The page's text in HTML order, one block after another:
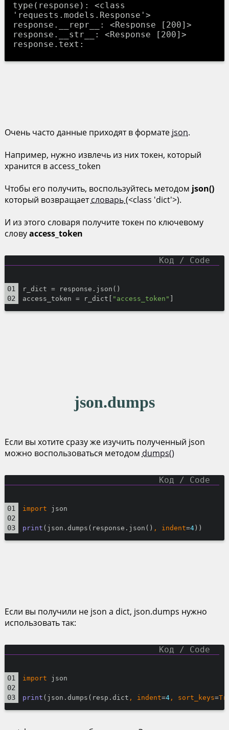
type(response): <class
'requests.models.Response'>
response.__repr__: <Response [200]>
response.__str__: <Response [200]>
Очень часто данные приходят в формате json.
Например, нужно извлечь из них токен, который
хранится в access_token
Чтобы его получить, воспользуйтесь методом json()
который возвращаетсловарь(<class 'dict'>).
И из этого словаря получите токен по ключевому
словуaccess_token
r_dict = response.json()
access_token = r_dict[
"access_token"
json.dumps
Если вы хотите сразу же изучить полученный json
можно воспользоваться методом dumps()
import json
print (json.dumps(response.json() , indent=4 ))
Если вы получили не json а dict, json.dumps нужно
использовать так:
import json
print (json.dumps(resp.dict , indent=4 , sort_keys=